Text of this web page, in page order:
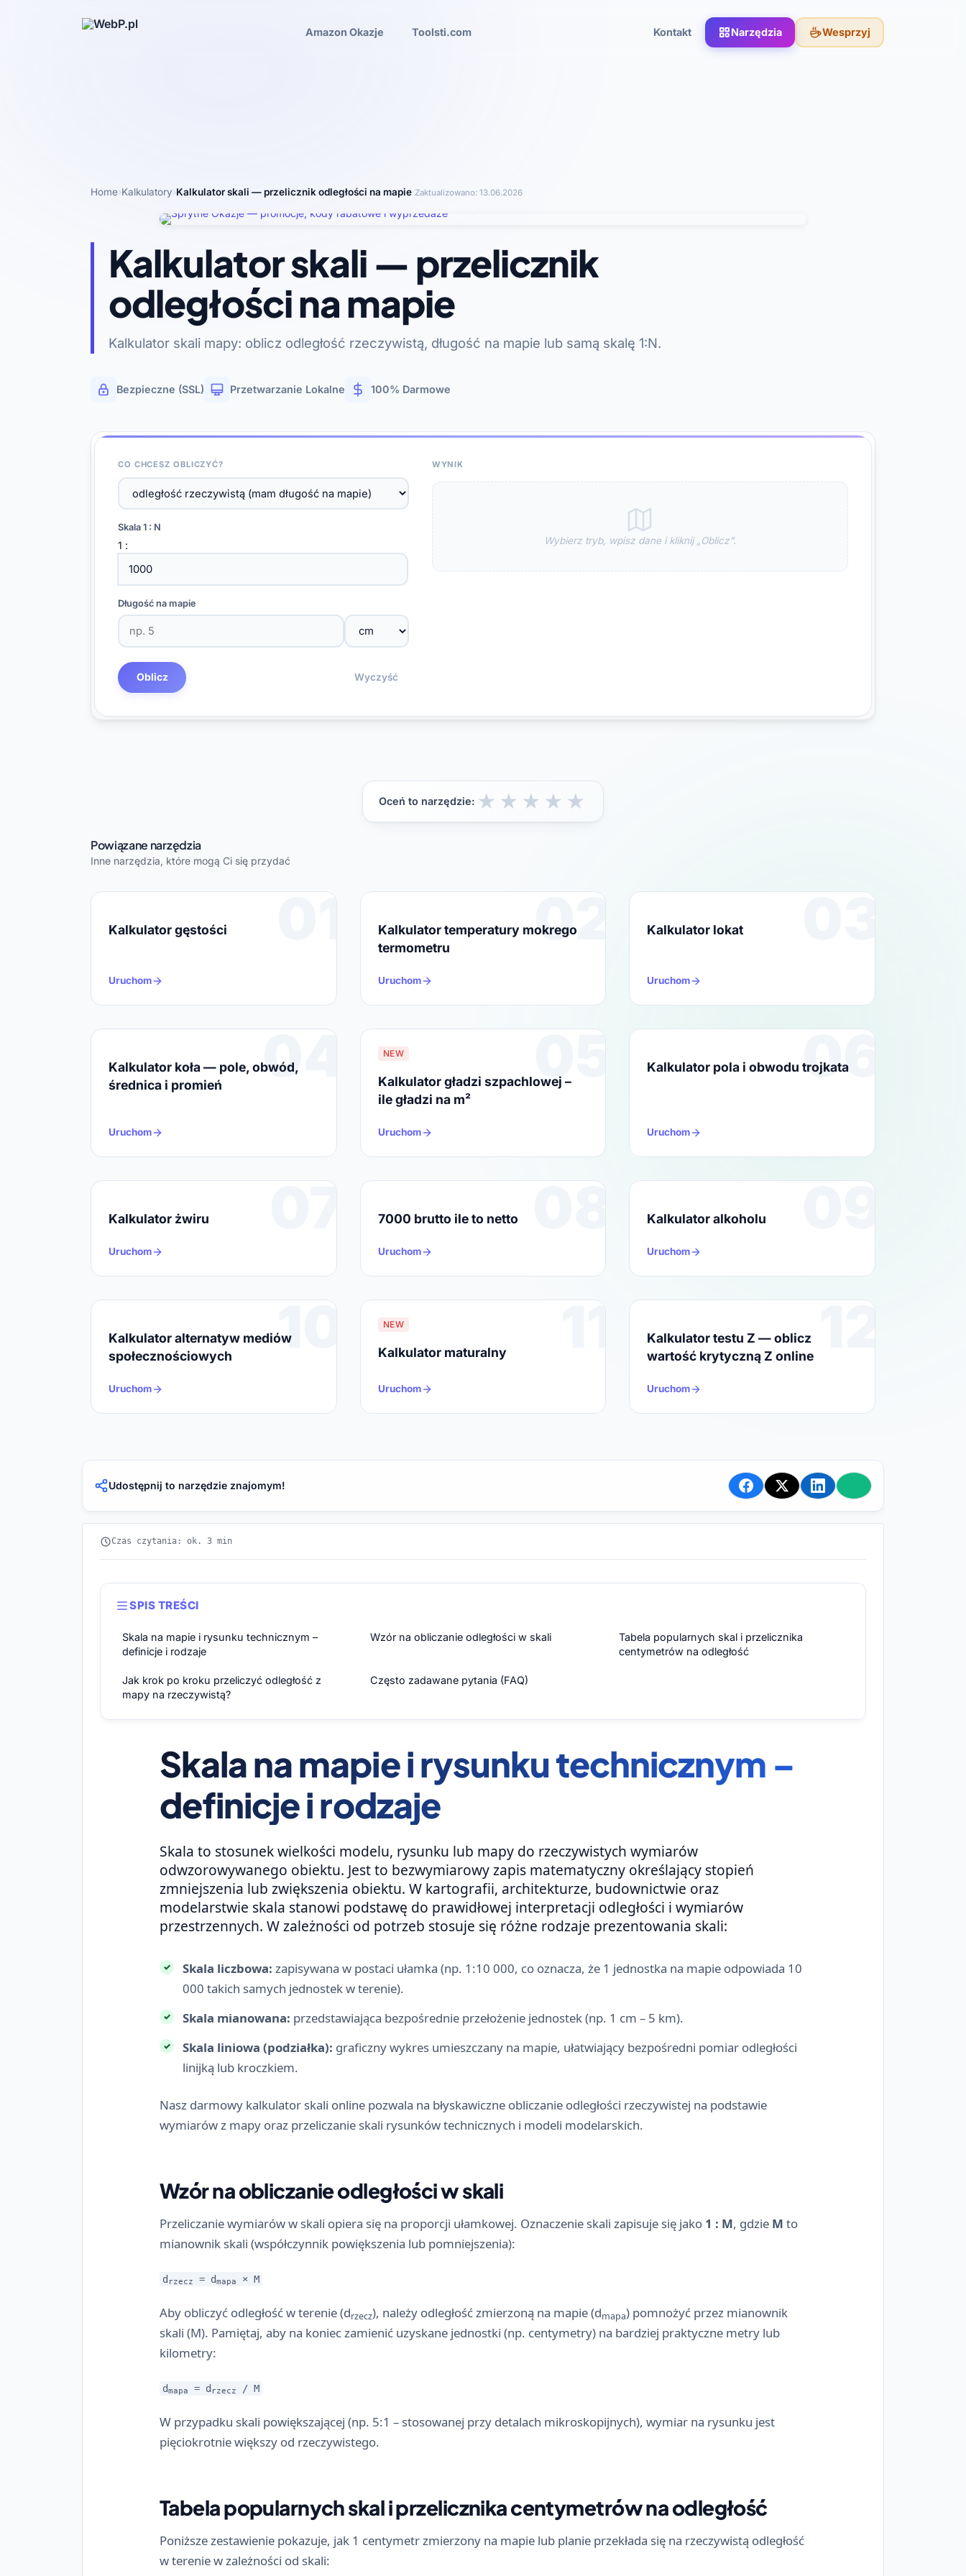
Amazon Okazje Toolsti.com Kontakt Narzędzia Wesprzyj
Home›Kalkulatory›Kalkulator skali — przelicznik odległości na mapie·Zaktualizowano: 13.06.2026
Kalkulator skali — przelicznik
odległości na mapie
Kalkulator skali mapy: oblicz odległość rzeczywistą, długość na mapie lub samą skalę 1:N.
Bezpieczne (SSL) Przetwarzanie Lokalne 100% Darmowe
CO CHCESZ OBLICZYĆ?
Skala 1 : N
1 :
Długość na mapie
Oblicz Wyczyść
WYNIK
Wybierz tryb, wpisz dane i kliknij „Oblicz”.
Oceń to narzędzie: ★
★
★
★
★
Powiązane narzędzia
Inne narzędzia, które mogą Ci się przydać
01
Kalkulator gęstości
Uruchom
02
Kalkulator temperatury mokrego
termometru
Uruchom
03
Kalkulator lokat
Uruchom
04
Kalkulator koła — pole, obwód,
średnica i promień
Uruchom
05
NEW
Kalkulator gładzi szpachlowej –
ile gładzi na m²
Uruchom
06
Kalkulator pola i obwodu trojkata
Uruchom
07
Kalkulator żwiru
Uruchom
08
7000 brutto ile to netto
Uruchom
09
Kalkulator alkoholu
Uruchom
10
Kalkulator alternatyw mediów
społecznościowych
Uruchom
11
NEW
Kalkulator maturalny
Uruchom
12
Kalkulator testu Z — oblicz
wartość krytyczną Z online
Uruchom
Udostępnij to narzędzie znajomym!
Czas czytania: ok. 3 min
SPIS TREŚCI
Skala na mapie i rysunku technicznym –
definicje i rodzaje
Wzór na obliczanie odległości w skali
Tabela popularnych skal i przelicznika
centymetrów na odległość
Jak krok po kroku przeliczyć odległość z
mapy na rzeczywistą?
Często zadawane pytania (FAQ)
Skala na mapie i rysunku technicznym –
definicje i rodzaje
Skala to stosunek wielkości modelu, rysunku lub mapy do rzeczywistych wymiarów
odwzorowywanego obiektu. Jest to bezwymiarowy zapis matematyczny określający stopień
zmniejszenia lub zwiększenia obiektu. W kartografii, architekturze, budownictwie oraz
modelarstwie skala stanowi podstawę do prawidłowej interpretacji odległości i wymiarów
przestrzennych. W zależności od potrzeb stosuje się różne rodzaje prezentowania skali:
Skala liczbowa: zapisywana w postaci ułamka (np. 1:10 000, co oznacza, że 1 jednostka na mapie odpowiada 10
000 takich samych jednostek w terenie).
Skala mianowana: przedstawiająca bezpośrednie przełożenie jednostek (np. 1 cm – 5 km).
Skala liniowa (podziałka): graficzny wykres umieszczany na mapie, ułatwiający bezpośredni pomiar odległości
linijką lub kroczkiem.
Nasz darmowy kalkulator skali online pozwala na błyskawiczne obliczanie odległości rzeczywistej na podstawie
wymiarów z mapy oraz przeliczanie skali rysunków technicznych i modeli modelarskich.
Wzór na obliczanie odległości w skali
Przeliczanie wymiarów w skali opiera się na proporcji ułamkowej. Oznaczenie skali zapisuje się jako 1 : M, gdzie M to
mianownik skali (współczynnik powiększenia lub pomniejszenia):
d rzecz = dmapa × M
Aby obliczyć odległość w terenie (drzecz), należy odległość zmierzoną na mapie (dmapa) pomnożyć przez mianownik
skali (M). Pamiętaj, aby na koniec zamienić uzyskane jednostki (np. centymetry) na bardziej praktyczne metry lub
kilometry:
dmapa = d rzecz / M
W przypadku skali powiększającej (np. 5:1 – stosowanej przy detalach mikroskopijnych), wymiar na rysunku jest
pięciokrotnie większy od rzeczywistego.
Tabela popularnych skal i przelicznika centymetrów na odległość
Poniższe zestawienie pokazuje, jak 1 centymetr zmierzony na mapie lub planie przekłada się na rzeczywistą odległość
w terenie w zależności od skali: